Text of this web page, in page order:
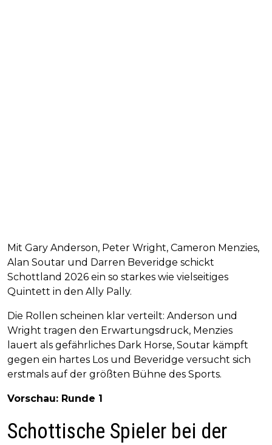
Mit Gary Anderson, Peter Wright, Cameron Menzies,
Alan Soutar und Darren Beveridge schickt
Schottland 2026 ein so starkes wie vielseitiges
Quintett in den Ally Pally.​
Die Rollen scheinen klar verteilt: Anderson und
Wright tragen den Erwartungsdruck, Menzies
lauert als gefährliches Dark Horse, Soutar kämpft
gegen ein hartes Los und Beveridge versucht sich
erstmals auf der größten Bühne des Sports.
Vorschau: Runde 1
Schottische Spieler bei der